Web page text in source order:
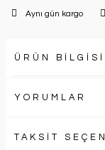
Aynı gün kargo
ÜRÜN BİLGİSİ
YORUMLAR
TAKSİT